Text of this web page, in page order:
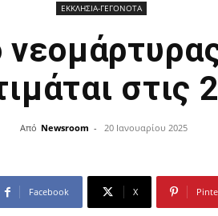
ΕΚΚΛΗΣΙΑ-ΓΕΓΟΝΟΤΑ
στις
Από Newsroom - 20 Ιανουαρίου 2025
Facebook X